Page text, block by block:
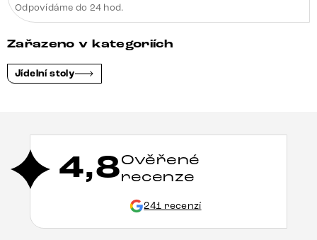
Odpovídáme do 24 hod.
Zařazeno v kategoriích
Jídelní stoly
4,8Ověřené
recenze
241 recenzí